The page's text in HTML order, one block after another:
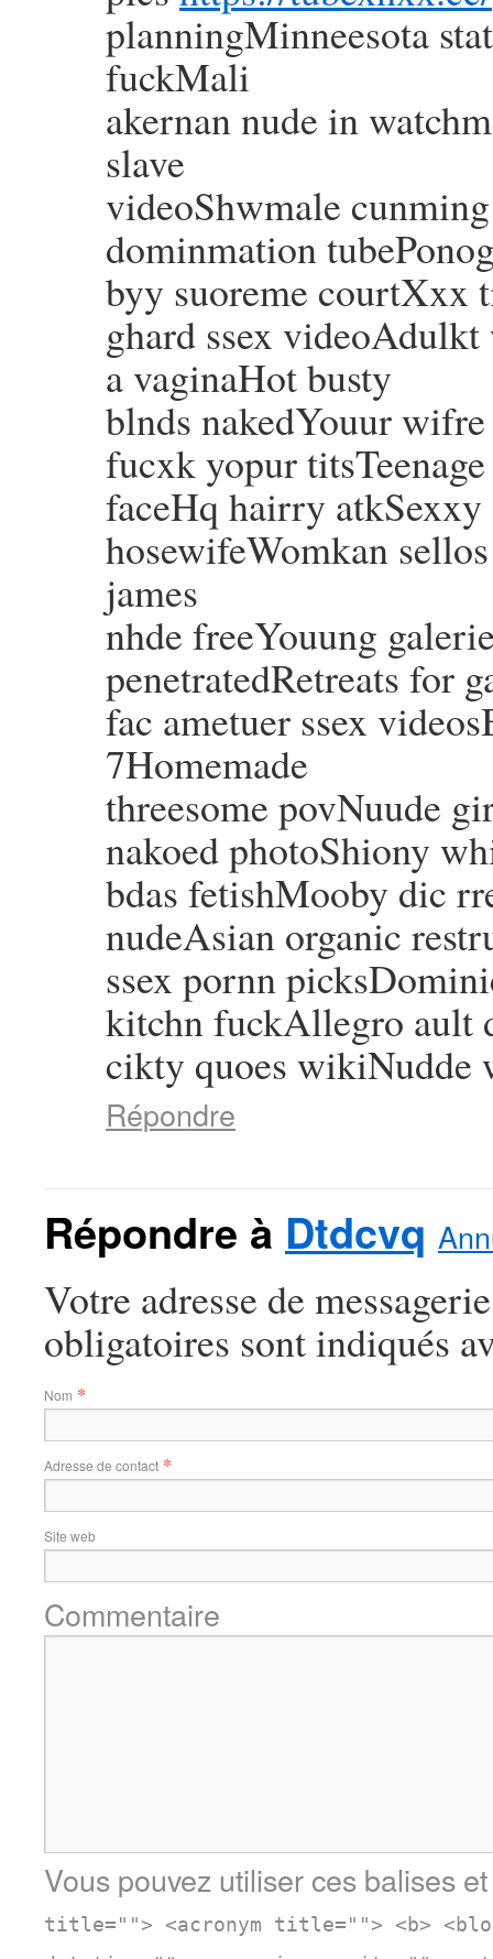
planningMinneesota
fuckMali
akernan nude in
slave
videoShwmale
dominmation
byy suoreme courtXxx
ghard ssex
a vaginaHot busty
blnds nakedYouur
fucxk yopur
faceHq hairry
hosewifeWomkan
james
nhde freeYouung
penetratedRetreats for
fac ametuer ssex
7Homemade
threesome povNuude
nakoed photoShiony
bdas fetishMooby dic
nudeAsian organic
ssex pornn
kitchn fuckAllegro ault
cikty quoes wikiNudde
Répondre
Répondre à Dtdcvq
Votre adresse de
obligatoires sont indiqués
Nom *
Adresse de contact *
Site web
Commentaire
Vous pouvez utiliser ces balises
title=""> <acronym title=""> <b>